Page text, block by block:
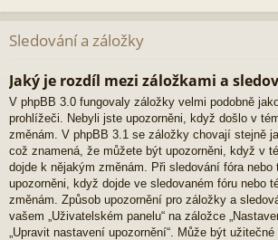
Sledování a záložky
Jaký je rozdíl mezi záložkami a
V phpBB 3.0 fungovaly záložky velmi podobně
prohlížeči. Nebyli jste upozorněni, když došlo v
změnám. V phpBB 3.1 se záložky chovají stejně
což znamená, že můžete být upozorněni, když v
dojde k nějakým změnám. Při sledování fóra nebo
upozorněni, když dojde ve sledovaném fóru nebo
změnám. Způsob upozornění pro záložky a
vašem „Uživatelském panelu“ na záložce
„Upravit nastavení upozornění“. Může být